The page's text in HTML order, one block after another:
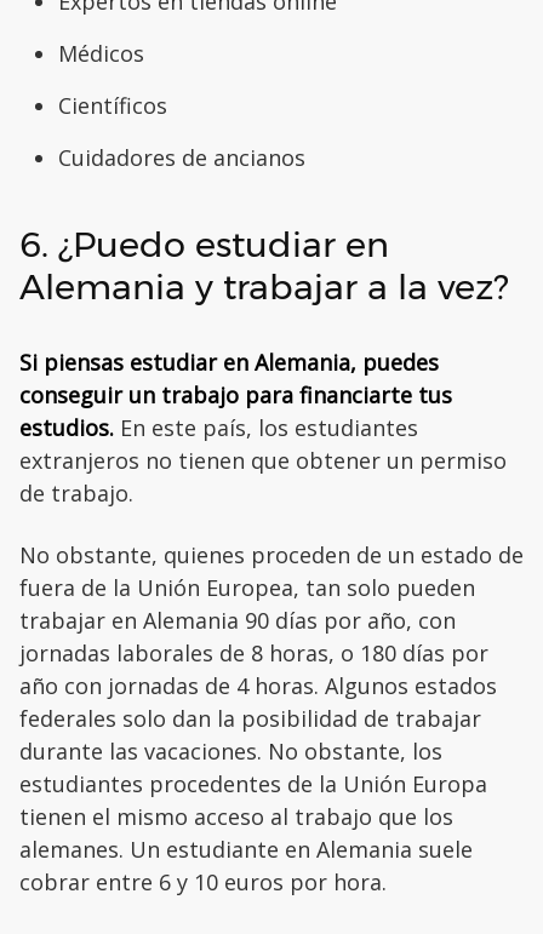
Médicos
Científicos
Cuidadores de ancianos
6. ¿Puedo estudiar en
Alemania y trabajar a la vez?
Si piensas estudiar en Alemania, puedes
conseguir un trabajo para financiarte tus
estudios. En este país, los estudiantes
extranjeros no tienen que obtener un permiso
de trabajo.
No obstante, quienes proceden de un estado de
fuera de la Unión Europea, tan solo pueden
trabajar en Alemania 90 días por año, con
jornadas laborales de 8 horas, o 180 días por
año con jornadas de 4 horas. Algunos estados
federales solo dan la posibilidad de trabajar
durante las vacaciones. No obstante, los
estudiantes procedentes de la Unión Europa
tienen el mismo acceso al trabajo que los
alemanes. Un estudiante en Alemania suele
cobrar entre 6 y 10 euros por hora.